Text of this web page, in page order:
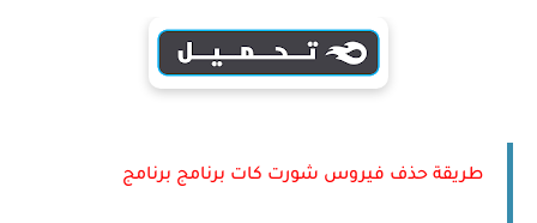
طريقة حذف فيروس شورت كات برنامج برنامج